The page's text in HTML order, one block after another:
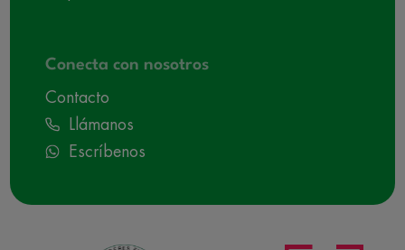
Conecta con nosotros
Contacto
Llámanos
Escríbenos